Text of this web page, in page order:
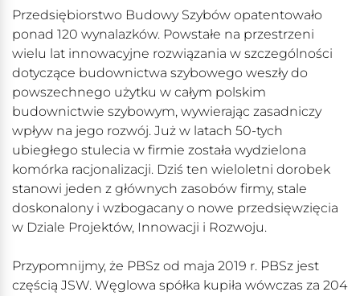
Przedsiębiorstwo Budowy Szybów opatentowało
ponad 120 wynalazków. Powstałe na przestrzeni
wielu lat innowacyjne rozwiązania w szczególności
dotyczące budownictwa szybowego weszły do
powszechnego użytku w całym polskim
budownictwie szybowym, wywierając zasadniczy
wpływ na jego rozwój. Już w latach 50-tych
ubiegłego stulecia w firmie została wydzielona
komórka racjonalizacji. Dziś ten wieloletni dorobek
stanowi jeden z głównych zasobów firmy, stale
doskonalony i wzbogacany o nowe przedsięwzięcia
w Dziale Projektów, Innowacji i Rozwoju.
Przypomnijmy, że PBSz od maja 2019 r. PBSz jest
częścią JSW. Węglowa spółka kupiła wówczas za 204